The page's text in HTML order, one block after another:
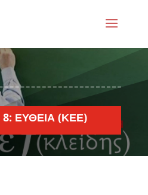
ΕΥΘΕΊΑ (ΚΕΕ)